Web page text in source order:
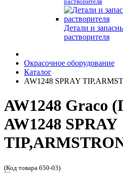
Детали и
растворителя
Окрасочное оборудование
Каталог
AW1248 SPRAY
AW1248 Graco
AW1248 SPRAY
(Код товара 650-03)